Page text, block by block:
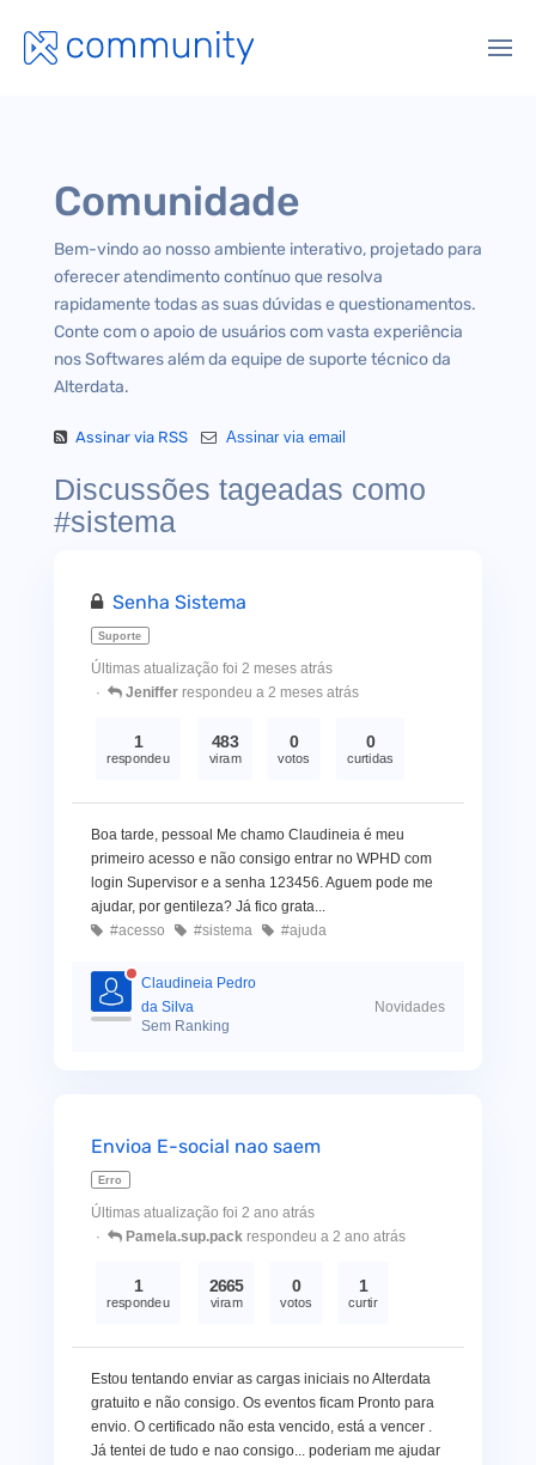
Comunidade
Bem-vindo ao nosso ambiente interativo, projetado para
oferecer atendimento contínuo que resolva
rapidamente todas as suas dúvidas e questionamentos.
Conte com o apoio de usuários com vasta experiência
nos Softwares além da equipe de suporte técnico da
Alterdata.
Assinar via RSS Assinar via email
Discussões tageadas como
#sistema
Senha Sistema
Suporte
Últimas atualização foi 2 meses atrás
Jeniffer respondeu a 2 meses atrás
1
respondeu
483
viram
0
votos
0
curtidas
Boa tarde, pessoal Me chamo Claudineia é meu
primeiro acesso e não consigo entrar no WPHD com
login Supervisor e a senha 123456. Aguem pode me
ajudar, por gentileza? Já fico grata...
#acesso
#sistema #ajuda
Claudineia Pedro
da Silva
Sem Ranking
Novidades
Envioa E-social nao saem
Erro
Últimas atualização foi 2 ano atrás
Pamela.sup.pack respondeu a 2 ano atrás
1
respondeu
2665
viram
0
votos
1
curtir
Estou tentando enviar as cargas iniciais no Alterdata
gratuito e não consigo. Os eventos ficam Pronto para
envio. O certificado não esta vencido, está a vencer .
Já tentei de tudo e nao consigo... poderiam me ajudar